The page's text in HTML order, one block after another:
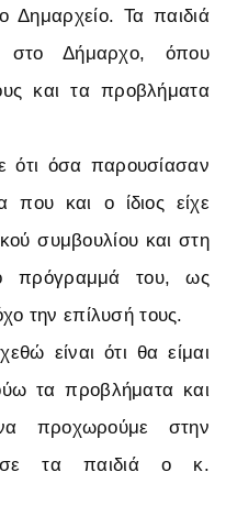
Δημαρχείο. Τα παιδιά
Δήμαρχο, όπου
και τα προβλήματα
ότι όσα παρουσίασαν
που και ο ίδιος είχε
συμβουλίου και στη
πρόγραμμά του, ως
την επίλυσή τους.
είναι ότι θα είμαι
τα προβλήματα και
προχωρούμε στην
τα παιδιά ο κ.